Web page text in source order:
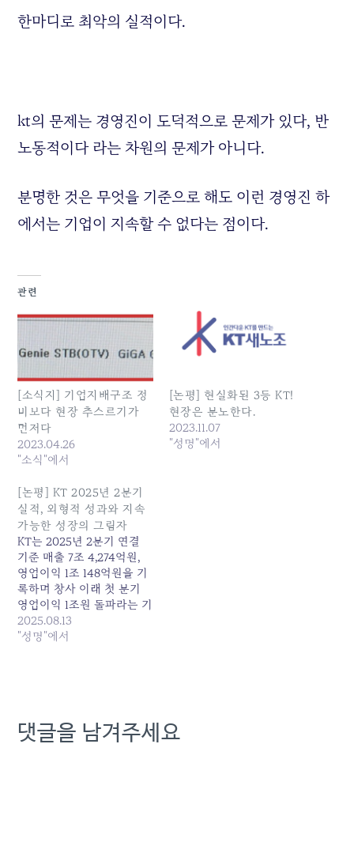
한마디로 최악의 실적이다.
kt의 문제는 경영진이 도덕적으로 문제가 있다, 반
노동적이다 라는 차원의 문제가 아니다.
분명한 것은 무엇을 기준으로 해도 이런 경영진 하
에서는 기업이 지속할 수 없다는 점이다.
관련
[소식지] 기업지배구조 정
비보다 현장 추스르기가
먼저다
2023.04.26
"소식"에서
[논평] 현실화된 3등 KT!
현장은 분노한다.
2023.11.07
"성명"에서
[논평] KT 2025년 2분기
실적, 외형적 성과와 지속
가능한 성장의 그림자
KT는 2025년 2분기 연결
기준 매출 7조 4,274억원,
영업이익 1조 148억원을 기
록하며 창사 이래 첫 분기
영업이익 1조원 돌파라는 기
념비적인 성과를 발표하였
다. 그러나 이러한 외형적
율화의 착시 KT의 2025년
2분기…
2025.08.13
"성명"에서
댓글을 남겨주세요